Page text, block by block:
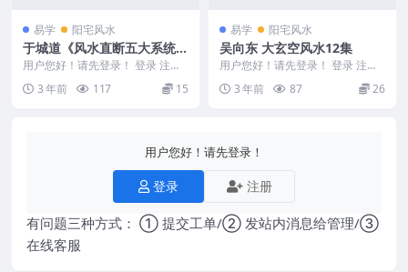
易学 阳宅风水
于城道《风水直断五大系统》
15集
用户您好！请先登录！ 登录 注册
于城道《风水直断五大系统》15集
240198...
3 年前 117 15
易学 阳宅风水
吴向东 大玄空风水12集
用户您好！请先登录！ 登录 注册
吴向东 大玄空风水12集 Y2307-15
3 3 年前 87 26
用户您好！请先登录！
登录 注册
有问题三种方式： ① 提交工单/② 发站内消息给管理/③
在线客服